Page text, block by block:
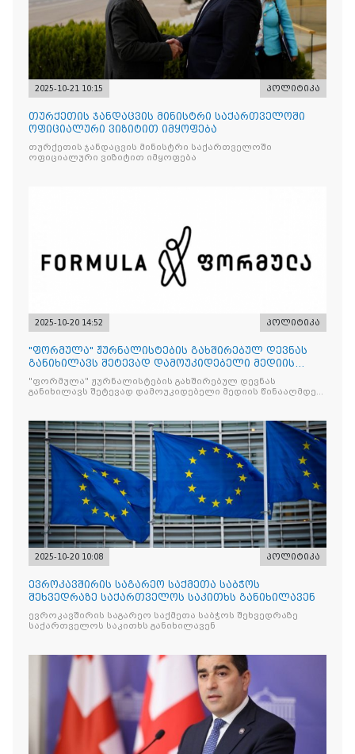
2025-10-21 10:15 პოლიტიკა
თურქეთის ჯანდაცვის მინისტრი საქართველოში
ოფიციალური ვიზიტით იმყოფება
თურქეთის ჯანდაცვის მინისტრი საქართველოში
ოფიციალური ვიზიტით იმყოფება
2025-10-20 14:52 პოლიტიკა
"ფორმულა" ჟურნალისტების გახშირებულ დევნას
განიხილავს შეტევად დამოუკიდებელი მედიის
წინააღმდ
"ფორმულა" ჟურნალისტების გახშირებულ დევნას
განიხილავს შეტევად დამოუკიდებელი მედიის წინააღმდეგ,
2025-10-20 10:08 პოლიტიკა
ევროკავშირის საგარეო საქმეთა საბჭოს
შეხვედრაზე საქართველოს საკითხს განიხილავენ
ევროკავშირის საგარეო საქმეთა საბჭოს შეხვედრაზე
საქართველოს საკითხს განიხილავენ